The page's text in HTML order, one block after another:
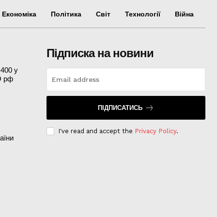
Економіка Політика Світ Технології Війна
у
рф
Підписка на новини
ПІДПИСАТИСЬ
I've read and accept the Privacy Policy.